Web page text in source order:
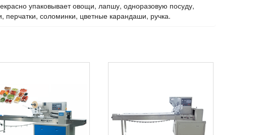
упаковывает овощи, лапшу, одноразовую посуду,
соломинки, цветные карандаши, ручка.